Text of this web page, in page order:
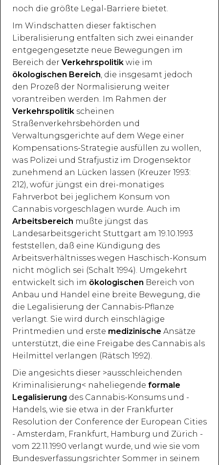
noch die größte Legal-Barriere bietet.
Im Windschatten dieser faktischen
Liberalisierung entfalten sich zwei einander
entgegengesetzte neue Bewegungen im
Bereich der Verkehrspolitik wie im
ökologischen Bereich, die insgesamt jedoch
den Prozeß der Normalisierung weiter
vorantreiben werden. Im Rahmen der
Verkehrspolitik scheinen
Straßenverkehrsbehörden und
Verwaltungsgerichte auf dem Wege einer
Kompensations-Strategie ausfüllen zu wollen,
was Polizei und Strafjustiz im Drogensektor
zunehmend an Lücken lassen (Kreuzer 1993:
212), wofür jüngst ein drei-monatiges
Fahrverbot bei jeglichem Konsum von
Cannabis vorgeschlagen wurde. Auch im
Arbeitsbereich mußte jüngst das
Landesarbeitsgericht Stuttgart am 19.10.1993
feststellen, daß eine Kündigung des
Arbeitsverhältnisses wegen Haschisch-Konsum
nicht möglich sei (Schalt 1994). Umgekehrt
entwickelt sich im ökologischen Bereich von
Anbau und Handel eine breite Bewegung, die
die Legalisierung der Cannabis-Pflanze
verlangt. Sie wird durch einschlägige
Printmedien und erste medizinische Ansätze
unterstützt, die eine Freigabe des Cannabis als
Heilmittel verlangen (Rätsch 1992).
Die angesichts dieser >ausschleichenden
Kriminalisierung< naheliegende formale
Legalisierung des Cannabis-Konsums und -
Handels, wie sie etwa in der Frankfurter
Resolution der Conference der European Cities
- Amsterdam, Frankfurt, Hamburg und Zürich -
vom 22.11.1990 verlangt wurde, und wie sie vom
Bundesverfassungsrichter Sommer in seinem